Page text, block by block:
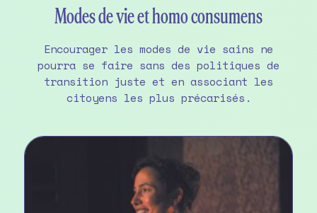
Modes de vie et homo consumens
Encourager les modes de vie sains ne
pourra se faire sans des politiques de
transition juste et en associant les
citoyens les plus précarisés.